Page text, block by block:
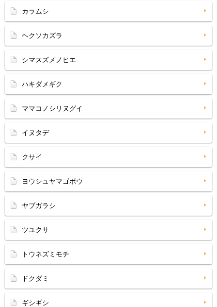
カラムシ
ヘクソカズラ
シマスズメノヒエ
ハキダメギク
ママコノシリヌグイ
イヌタデ
クサイ
ヨウシュヤマゴボウ
ヤブガラシ
ツユクサ
トウネズミモチ
ドクダミ
ギシギシ